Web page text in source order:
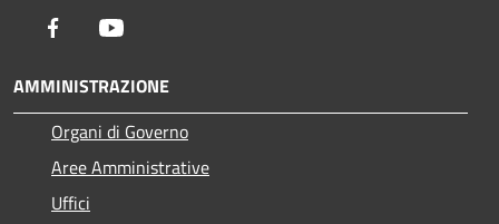
Facebook
AMMINISTRAZIONE
Organi di Governo
Aree Amministrative
Uffici